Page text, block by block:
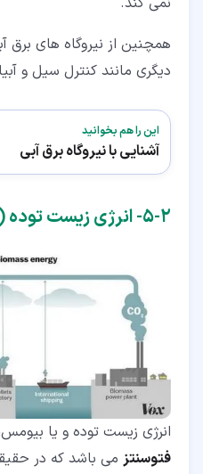
همچنین از نیروگاه های برق
دیگری مانند کنترل سیل و
این را هم بخوانید
آشنایی با نیروگاه برق آبی
۲‏-‏۵‏- انرژی زیست توده (Biomass)
انرژی زیست توده و یا
فتوسنتز می باشد که در